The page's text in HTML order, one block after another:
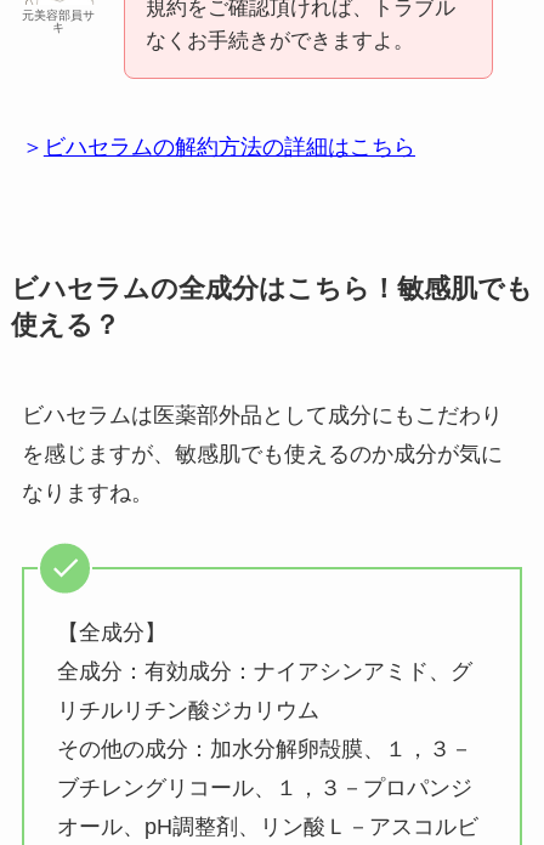
元美容部員サ
キ
規約をご確認頂ければ、トラブル
なくお手続きができますよ。
＞ ビハセラムの解約方法の詳細はこちら
ビハセラムの全成分はこちら！敏感肌でも
使える？
ビハセラムは医薬部外品として成分にもこだわり
を感じますが、敏感肌でも使えるのか成分が気に
なりますね。
【全成分】
全成分：有効成分：ナイアシンアミド、グ
リチルリチン酸ジカリウム
その他の成分：加水分解卵殻膜、１，３－
ブチレングリコール、１，３－プロパンジ
オール、pH調整剤、リン酸Ｌ－アスコルビ